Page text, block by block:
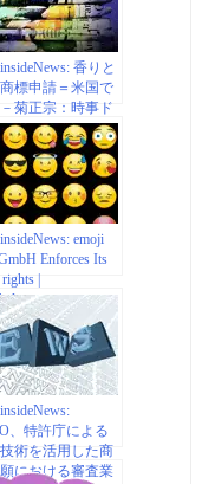
香りと
標申請＝米国で
菊正宗：時事ド
emoji
Enforces Its
rights |
、特許庁による
術を活用した商
における審査業